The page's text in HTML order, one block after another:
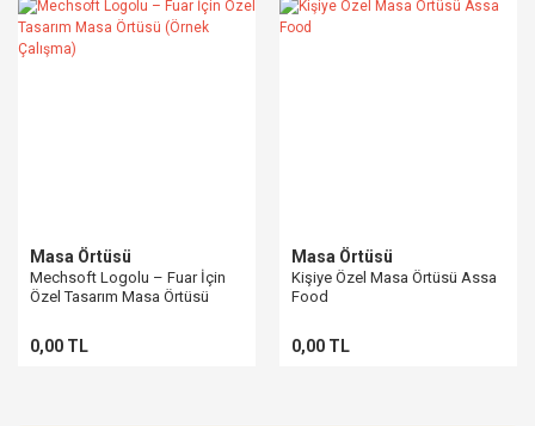
Masa Örtüsü
Mechsoft Logolu – Fuar İçin
Özel Tasarım Masa Örtüsü
0,00 TL
Masa Örtüsü
Kişiye Özel Masa Örtüsü Assa
Food
0,00 TL